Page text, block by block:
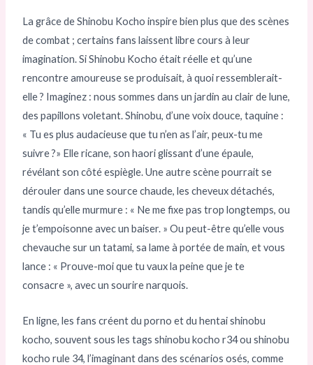
La grâce de Shinobu Kocho inspire bien plus que des scènes
de combat ; certains fans laissent libre cours à leur
imagination. Si Shinobu Kocho était réelle et qu’une
rencontre amoureuse se produisait, à quoi ressemblerait-
elle ? Imaginez : nous sommes dans un jardin au clair de lune,
des papillons voletant. Shinobu, d’une voix douce, taquine :
« Tu es plus audacieuse que tu n’en as l’air, peux-tu me
suivre ?» Elle ricane, son haori glissant d’une épaule,
révélant son côté espiègle. Une autre scène pourrait se
dérouler dans une source chaude, les cheveux détachés,
tandis qu’elle murmure : « Ne me fixe pas trop longtemps, ou
je t’empoisonne avec un baiser. » Ou peut-être qu’elle vous
chevauche sur un tatami, sa lame à portée de main, et vous
lance : « Prouve-moi que tu vaux la peine que je te
consacre », avec un sourire narquois.
En ligne, les fans créent du porno et du hentai shinobu
kocho, souvent sous les tags shinobu kocho r34 ou shinobu
kocho rule 34, l’imaginant dans des scénarios osés, comme